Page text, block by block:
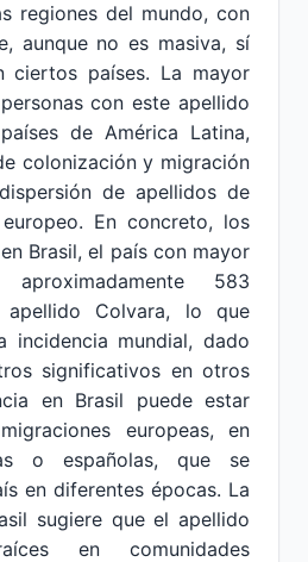
regiones del mundo, con
aunque no es masiva, sí
ciertos países. La mayor
con este apellido
de América Latina,
colonización y migración
de apellidos de
En concreto, los
Brasil, el país con mayor
583
Colvara, lo que
incidencia mundial, dado
significativos en otros
en Brasil puede estar
europeas, en
o españolas, que se
en diferentes épocas. La
sugiere que el apellido
en comunidades